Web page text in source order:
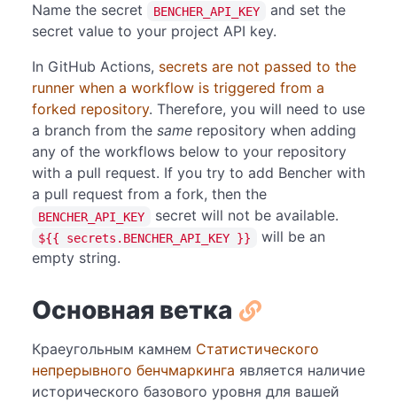
Name the secret
BENCHER_API_KEY
and set the
secret value to your project API key.
In GitHub Actions, secrets are not passed to the
runner when a workflow is triggered from a
forked repository. Therefore, you will need to use
a branch from the same repository when adding
any of the workflows below to your repository
with a pull request. If you try to add Bencher with
a pull request from a fork, then the
BENCHER_API_KEY secret will not be available.
${{ secrets.BENCHER_API_KEY }}
will be an
empty string.
Основная ветка
Краеугольным камнем Статистического
непрерывного бенчмаркинга является наличие
исторического базового уровня для вашей